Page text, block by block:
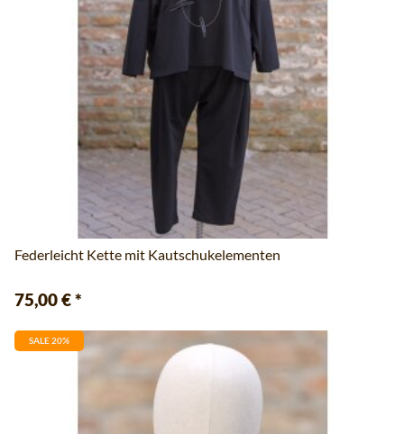
Federleicht Kette mit Kautschukelementen
75,00 €*
SALE 20%